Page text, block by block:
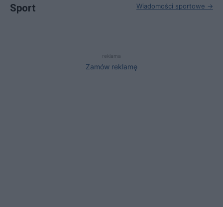
Sport Wiadomości sportowe →
reklama
Zamów reklamę